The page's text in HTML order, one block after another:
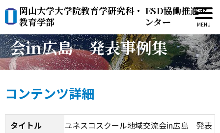
岡山大学大学院教育学研究科・
教育学部
ESD協働推進セ
ンター
ユネスコスクール地域交流
会in広島 発表事例集
コンテンツ詳細
タイトル
ユネスコスクール地域交流会in広島 発表